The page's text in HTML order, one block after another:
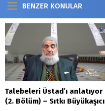
BENZER KONULAR
Talebeleri Üstad’ı anlatıyor
(2. Bölüm) – Sıtkı Büyükaşıcı